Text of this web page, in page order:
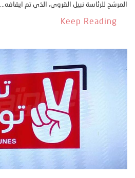
المرشح للرئاسة نبيل القروي، الذي تم ايقافه...
Keep Reading